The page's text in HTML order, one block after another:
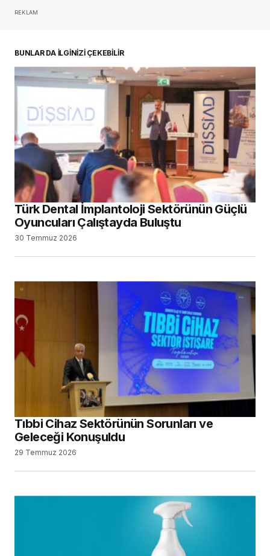
REKLAM
BUNLAR DA İLGİNİZİ ÇEKEBİLİR
Türk Dental İmplantoloji Sektörünün Güçlü
Oyuncuları Çalıştayda Buluştu
30 Temmuz 2026
Tıbbi Cihaz Sektörünün Sorunları ve
Geleceği Konuşuldu
29 Temmuz 2026